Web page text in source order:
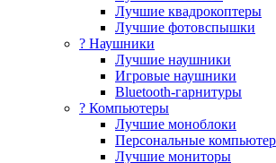
Лучшие квадрокоптеры
Лучшие фотовспышки
? Наушники
Лучшие наушники
Игровые наушники
Bluetooth-гарнитуры
?️ Компьютеры
Лучшие моноблоки
Персональные
Лучшие мониторы